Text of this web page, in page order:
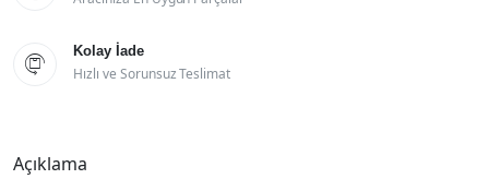

Kolay İade
Hızlı ve Sorunsuz Teslimat
Açıklama